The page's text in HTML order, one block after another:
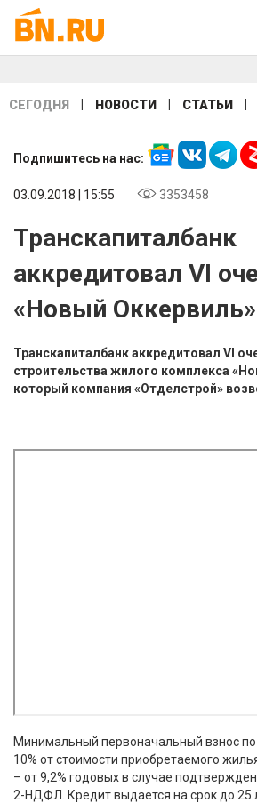
СЕГОДНЯ НОВОСТИ СТАТЬИ
Подпишитесь на нас:
03.09.2018 | 15:55 3353458
Транскапиталбанк
аккредитовал VI
«Новый Оккервиль»
Транскапиталбанк аккредитовал VI
строительства жилого комплекса
который компания «Отделстрой»
Минимальный первоначальный взнос по
10% от стоимости приобретаемого
– от 9,2% годовых в случае
2-НДФЛ. Кредит выдается на срок до 25